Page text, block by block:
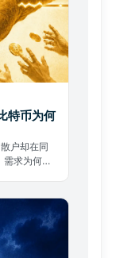
特币为何
户却在同
求为何无